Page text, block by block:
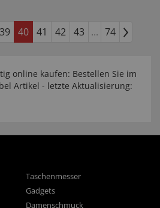
39 40 41 42 43 ... 74
online kaufen: Bestellen Sie im
Artikel - letzte Aktualisierung:
Taschenmesser
Gadgets
Damenschmuck